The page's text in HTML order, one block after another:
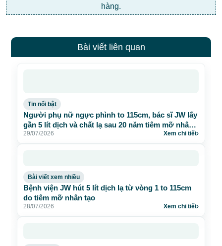
hàng.
Bài viết liên quan
Tin nổi bật
Người phụ nữ ngực phình to 115cm, bác sĩ JW lấy
gần 5 lít dịch và chất lạ sau 20 năm tiêm mỡ nhân
tạo
29/07/2026 Xem chi tiết›
Bài viết xem nhiều
Bệnh viện JW hút 5 lít dịch lạ từ vòng 1 to 115cm
do tiêm mỡ nhân tạo
28/07/2026 Xem chi tiết›